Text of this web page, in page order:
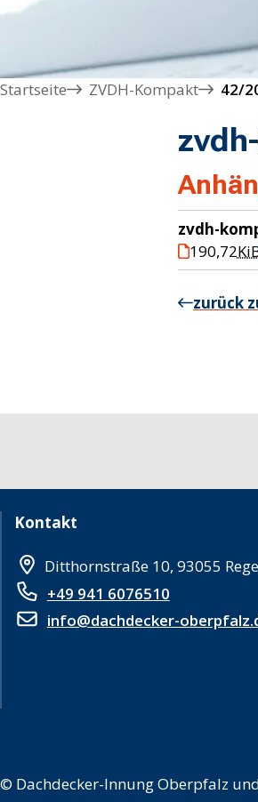
Startseite ZVDH-Kompakt 42/
zvdh-
190,72
zurück
Kontakt
Ditthornstraße 10, 93055
+49 941 6076510
info@dachdecker-
© Dachdecker-Innung Oberpfalz